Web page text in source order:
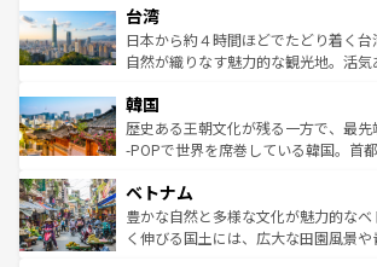
情報は
人々、おいしいローカルフードやハワ
ク、伝統的なフラダンスなど、すべ
っている。訪れるたびに新しい発見と
はコンテンツ一覧
リアリーフや大陸中央部にそびえるウ
ク）、タスマニアの美しい原生林や
ど、見どころがたくさん。また、カ
いる。アクティビティも充実しており
ビング、ハイキングなど、アウトドア
い。オーストラリアの多彩な魅力を
参照してほしい。
台湾
日本から約４時間ほどでたどり着く
自然が織りなす魅力的な観光地。活
ン）、静ひつな山岳地帯である台湾東
と山間の静けさが共存しており、訪
驚きをもたらしてくれる。また、奥
容にもいいと評判のスイーツなど、バ
が味わえる。 なお、新着の台湾情報は
照してほしい。
韓国
歴史ある王朝文化が残る一方で、最
-POPで世界を席巻している韓国。首
き、地方に足を延ばせば四季折々の自
できる。そして、キムチや焼肉、絶
まで、さまざまな韓国料理が待って
ベトナム
豊かな自然と多様な文化が魅力的な
く伸びる国土には、広大な田園風景